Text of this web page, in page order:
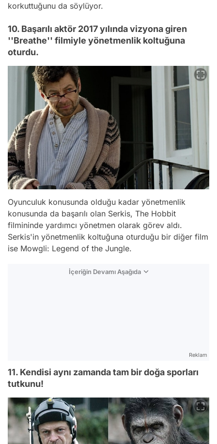
korkuttuğunu da söylüyor.
10. Başarılı aktör 2017 yılında vizyona giren
''Breathe'' filmiyle yönetmenlik koltuğuna
oturdu.
Oyunculuk konusunda olduğu kadar yönetmenlik
konusunda da başarılı olan Serkis, The Hobbit
filmininde yardımcı yönetmen olarak görev aldı.
Serkis'in yönetmenlik koltuğuna oturduğu bir diğer film
ise Mowgli: Legend of the Jungle.
İçeriğin Devamı Aşağıda
Reklam
11. Kendisi aynı zamanda tam bir doğa sporları
tutkunu!